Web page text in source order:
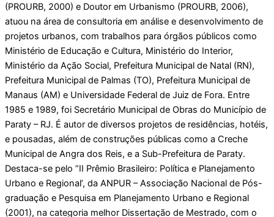
(PROURB, 2000) e Doutor em Urbanismo (PROURB, 2006),
atuou na área de consultoria em análise e desenvolvimento de
projetos urbanos, com trabalhos para órgãos públicos como
Ministério de Educação e Cultura, Ministério do Interior,
Ministério da Ação Social, Prefeitura Municipal de Natal (RN),
Prefeitura Municipal de Palmas (TO), Prefeitura Municipal de
Manaus (AM) e Universidade Federal de Juiz de Fora. Entre
1985 e 1989, foi Secretário Municipal de Obras do Município de
Paraty – RJ. É autor de diversos projetos de residências, hotéis,
e pousadas, além de construções públicas como a Creche
Municipal de Angra dos Reis, e a Sub-Prefeitura de Paraty.
Destaca-se pelo “II Prêmio Brasileiro: Política e Planejamento
Urbano e Regional’, da ANPUR – Associação Nacional de Pós-
graduação e Pesquisa em Planejamento Urbano e Regional
(2001), na categoria melhor Dissertação de Mestrado, com o